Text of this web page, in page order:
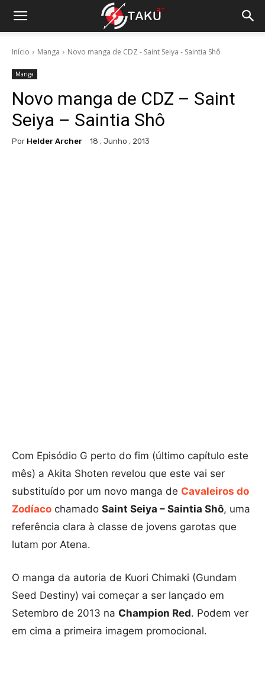
Início Manga Novo manga de CDZ - Saint Seiya - Saintia Shô
Manga
Novo manga de CDZ – Saint
Seiya – Saintia Shô
Por Helder Archer 18 , Junho , 2013
Com Episódio G perto do fim (último capítulo este
mês) a Akita Shoten revelou que este vai ser
substituído por um novo manga de Cavaleiros do
Zodíaco chamado Saint Seiya – Saintia Shô, uma
referência clara à classe de jovens garotas que
lutam por Atena.
O manga da autoria de Kuori Chimaki (Gundam
Seed Destiny) vai começar a ser lançado em
Setembro de 2013 na Champion Red. Podem ver
em cima a primeira imagem promocional.